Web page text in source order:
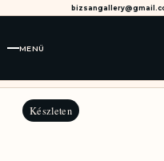
MENÜ
Készleten